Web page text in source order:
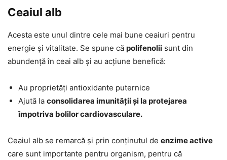
Ceaiul alb
Acesta este unul dintre cele mai bune ceaiuri pentru
energie și vitalitate. Se spune că polifenolii sunt din
abundență în ceai alb și au acțiune benefică:
Au proprietăți antioxidante puternice
Ajută la consolidarea imunității și la protejarea
împotriva bolilor cardiovasculare.
Ceaiul alb se remarcă și prin conținutul de enzime active
care sunt importante pentru organism, pentru că